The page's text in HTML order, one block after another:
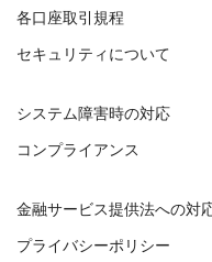
各口座取引規程
セキュリティについて
システム障害時の対応
コンプライアンス
金融サービス提供法への対
プライバシーポリシー